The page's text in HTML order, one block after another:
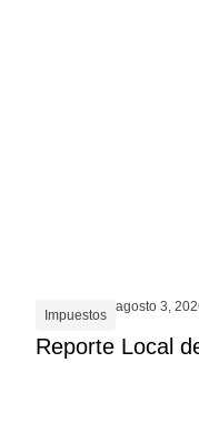
Impuestos
agosto 3,
Reporte Local